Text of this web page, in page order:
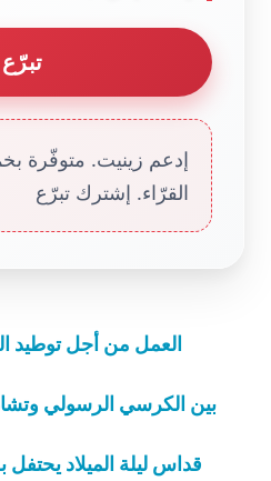
تبرّع
إدعم زينيت. متوفّرة
القرّاء. إشترك تبرّع
العمل من أجل توطيد
بين الكرسي الرسولي
قداس ليلة الميلاد يحتفل